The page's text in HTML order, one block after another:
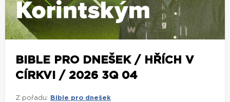
BIBLE PRO DNEŠEK / HŘÍCH V
CÍRKVI / 2026 3Q 04
Z pořadu: Bible pro dnešek